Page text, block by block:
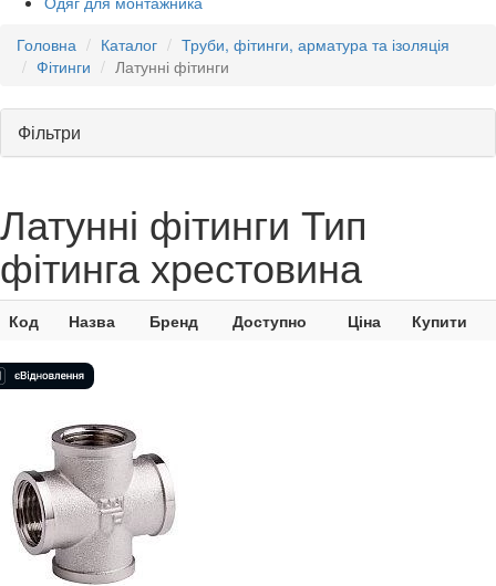
Головна
Каталог
Труби, фітинги, арматура та ізоляція
Фітинги
Латунні фітинги
Фільтри
Латунні фітинги Тип
фітинга хрестовина
Код Назва Бренд Доступно Ціна Купити